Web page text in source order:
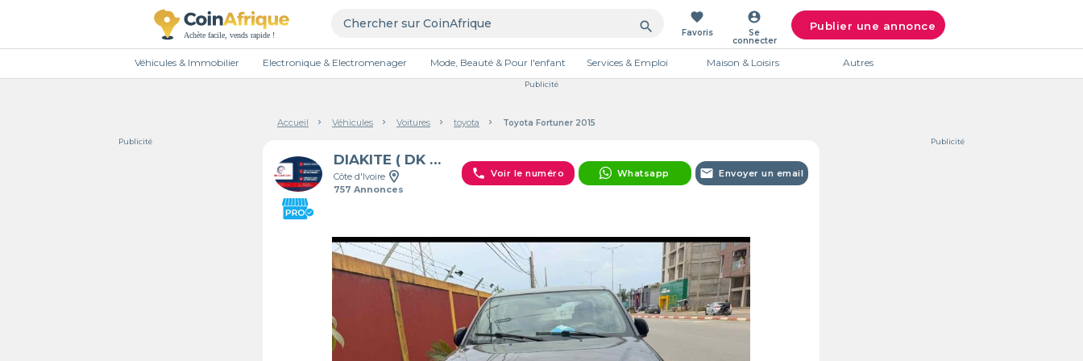
search
favorite
Favoris
account_circle
Se
connecter
Publier une annonce
Véhicules & Immobilier Electronique & Electromenager Mode, Beauté & Pour l'enfant Services & Emploi Maison & Loisirs Autres
Publicité
Accueil Véhicules Voitures toyota Toyota Fortuner 2015
Publicité
DIAKITE ( DK Company )
Côte d'Ivoire
757 Annonces
phone Voir le numéro Whatsapp email Envoyer un email
Publicité